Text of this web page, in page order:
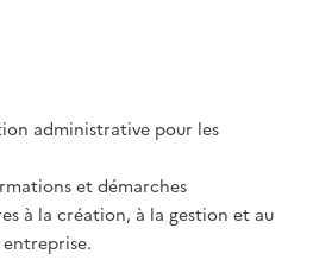
administrative pour les
et démarches
à la création, à la gestion et au